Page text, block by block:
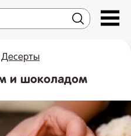
Десерты
и шоколадом